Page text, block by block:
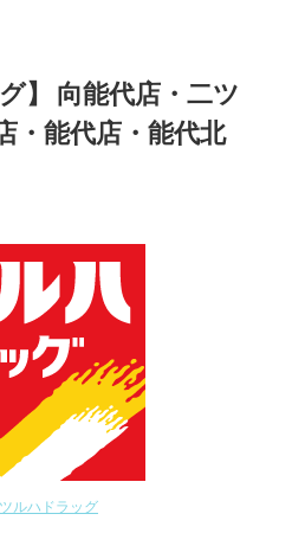
】 向能代店・二ツ
・能代店・能代北
ツルハドラッグ